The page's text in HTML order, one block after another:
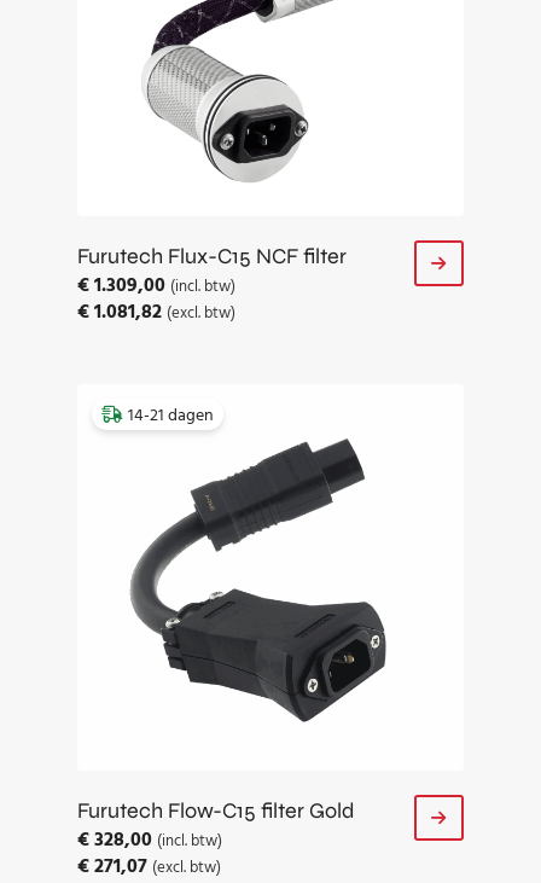
Furutech Flux-C15 NCF filter
€1.309,00 (incl. btw)
€1.081,82 (excl. btw)
14-21 dagen
Furutech Flow-C15 filter Gold
€328,00 (incl. btw)
€271,07 (excl. btw)